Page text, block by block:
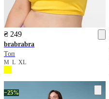
₴ 249
brabrabra
Топ
M L XL
−25%